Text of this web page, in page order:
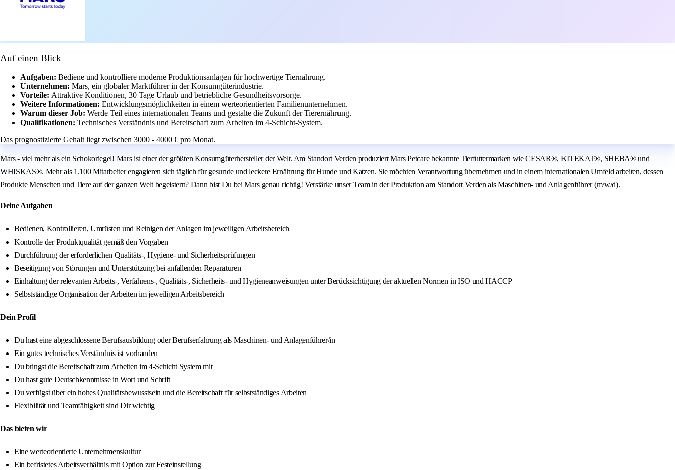
Auf einen Blick
Aufgaben: Bediene und kontrolliere moderne Produktionsanlagen für hochwertige Tiernahrung.
Unternehmen: Mars, ein globaler Marktführer in der Konsumgüterindustrie.
Vorteile: Attraktive Konditionen, 30 Tage Urlaub und betriebliche Gesundheitsvorsorge.
Weitere Informationen: Entwicklungsmöglichkeiten in einem werteorientierten Familienunternehmen.
Warum dieser Job: Werde Teil eines internationalen Teams und gestalte die Zukunft der Tierernährung.
Qualifikationen: Technisches Verständnis und Bereitschaft zum Arbeiten im 4-Schicht-System.
Das prognostizierte Gehalt liegt zwischen 3000 - 4000 € pro Monat.
Mars - viel mehr als ein Schokoriegel! Mars ist einer der größten Konsumgüterhersteller der Welt. Am Standort Verden produziert Mars Petcare bekannte Tierfuttermarken wie CESAR®, KITEKAT®, SHEBA® und
WHISKAS®. Mehr als 1.100 Mitarbeiter engagieren sich täglich für gesunde und leckere Ernährung für Hunde und Katzen. Sie möchten Verantwortung übernehmen und in einem internationalen Umfeld arbeiten, dessen
Produkte Menschen und Tiere auf der ganzen Welt begeistern? Dann bist Du bei Mars genau richtig! Verstärke unser Team in der Produktion am Standort Verden als Maschinen- und Anlagenführer (m/w/d).
Deine Aufgaben
Bedienen, Kontrollieren, Umrüsten und Reinigen der Anlagen im jeweiligen Arbeitsbereich
Kontrolle der Produktqualität gemäß den Vorgaben
Durchführung der erforderlichen Qualitäts-, Hygiene- und Sicherheitsprüfungen
Beseitigung von Störungen und Unterstützung bei anfallenden Reparaturen
Einhaltung der relevanten Arbeits-, Verfahrens-, Qualitäts-, Sicherheits- und Hygieneanweisungen unter Berücksichtigung der aktuellen Normen in ISO und HACCP
Selbstständige Organisation der Arbeiten im jeweiligen Arbeitsbereich
Dein Profil
Du hast eine abgeschlossene Berufsausbildung oder Berufserfahrung als Maschinen- und Anlagenführer/in
Ein gutes technisches Verständnis ist vorhanden
Du bringst die Bereitschaft zum Arbeiten im 4-Schicht System mit
Du hast gute Deutschkenntnisse in Wort und Schrift
Du verfügst über ein hohes Qualitätsbewusstsein und die Bereitschaft für selbstständiges Arbeiten
Flexibilität und Teamfähigkeit sind Dir wichtig
Das bieten wir
Eine werteorientierte Unternehmenskultur
Ein befristetes Arbeitsverhältnis mit Option zur Festeinstellung